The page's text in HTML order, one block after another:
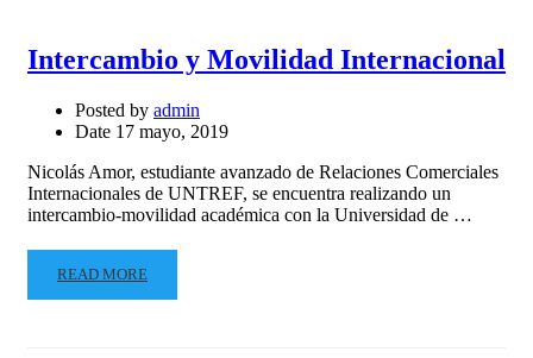
Intercambio y Movilidad Internacional
Posted by admin
Date 17 mayo, 2019
Nicolás Amor, estudiante avanzado de Relaciones Comerciales
Internacionales de UNTREF, se encuentra realizando un
intercambio-movilidad académica con la Universidad de …
READ MORE